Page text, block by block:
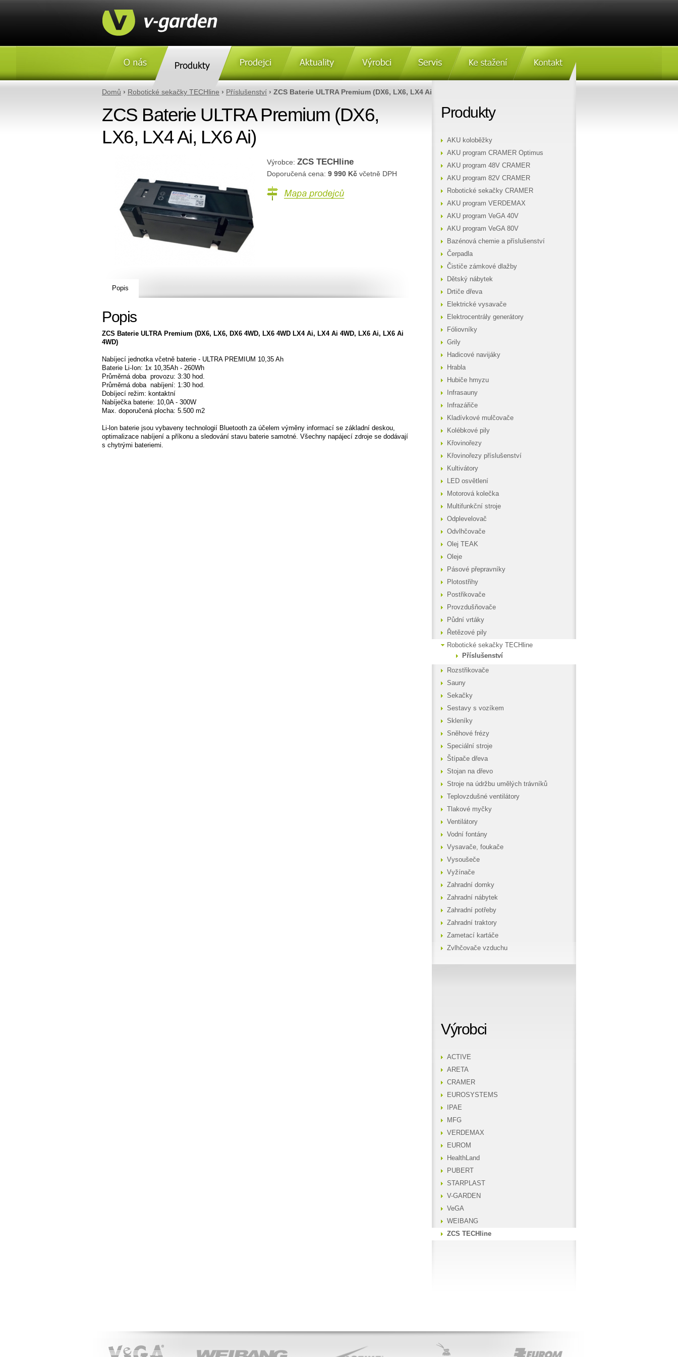
Domů › Robotické sekačky TECHline › Příslušenství › ZCS Baterie ULTRA Premium (DX6, LX6, LX4 Ai, LX6 Ai)
ZCS Baterie ULTRA Premium (DX6,
LX6, LX4 Ai, LX6 Ai)
Výrobce: ZCS TECHline
Doporučená cena: 9 990 Kč včetně DPH
Mapa prodejců
Popis
Popis
ZCS Baterie ULTRA Premium (DX6, LX6, DX6 4WD, LX6 4WD LX4 Ai, LX4 Ai 4WD, LX6 Ai, LX6 Ai
4WD)
Nabíjecí jednotka včetně baterie - ULTRA PREMIUM 10,35 Ah
Baterie Li-Ion: 1x 10,35Ah - 260Wh
Průměrná doba provozu: 3:30 hod.
Průměrná doba nabíjení: 1:30 hod.
Dobíjecí režim: kontaktní
Nabíječka baterie: 10,0A - 300W
Max. doporučená plocha: 5.500 m2
Li-lon baterie jsou vybaveny technologií Bluetooth za účelem výměny informací se základní deskou,
optimalizace nabíjení a příkonu a sledování stavu baterie samotné. Všechny napájecí zdroje se dodávají
s chytrými bateriemi.
Produkty
AKU koloběžky
AKU program CRAMER Optimus
AKU program 48V CRAMER
AKU program 82V CRAMER
Robotické sekačky CRAMER
AKU program VERDEMAX
AKU program VeGA 40V
AKU program VeGA 80V
Bazénová chemie a příslušenství
Čerpadla
Čističe zámkové dlažby
Dětský nábytek
Drtiče dřeva
Elektrické vysavače
Elektrocentrály generátory
Fóliovníky
Grily
Hadicové navijáky
Hrabla
Hubiče hmyzu
Infrasauny
Infrazářiče
Kladívkové mulčovače
Kolébkové pily
Křovinořezy
Křovinořezy příslušenství
Kultivátory
LED osvětlení
Motorová kolečka
Multifunkční stroje
Odplevelovač
Odvlhčovače
Olej TEAK
Oleje
Pásové přepravníky
Plotostřihy
Postřikovače
Provzdušňovače
Půdní vrtáky
Řetězové pily
Robotické sekačky TECHline
Příslušenství
Rozstřikovače
Sauny
Sekačky
Sestavy s vozíkem
Skleníky
Sněhové frézy
Speciální stroje
Štípače dřeva
Stojan na dřevo
Stroje na údržbu umělých trávníků
Teplovzdušné ventilátory
Tlakové myčky
Ventilátory
Vodní fontány
Vysavače, foukače
Vysoušeče
Vyžínače
Zahradní domky
Zahradní nábytek
Zahradní potřeby
Zahradní traktory
Zametací kartáče
Zvlhčovače vzduchu
Výrobci
ACTIVE
ARETA
CRAMER
EUROSYSTEMS
IPAE
MFG
VERDEMAX
EUROM
HealthLand
PUBERT
STARPLAST
V-GARDEN
VeGA
WEIBANG
ZCS TECHline
O nás Produkty Prodejci Aktulity Výrobci Servis Ke stažení Kontakt